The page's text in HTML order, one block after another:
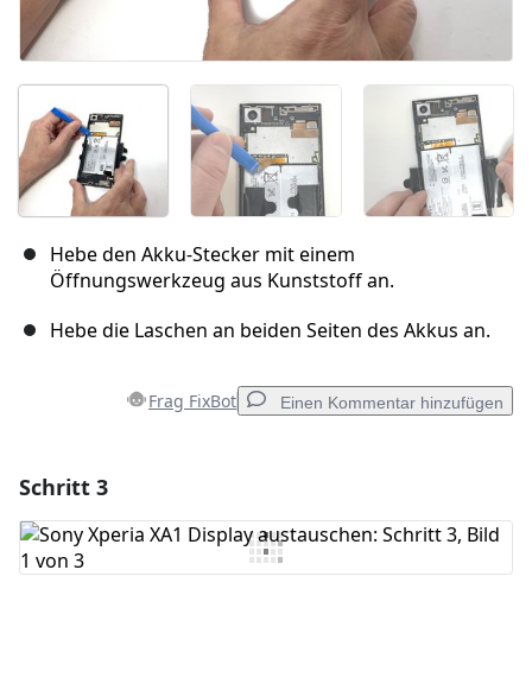
Hebe den Akku-Stecker mit einem
Öffnungswerkzeug aus Kunststoff an.
Hebe die Laschen an beiden Seiten des Akkus an.
Frag FixBot Einen Kommentar hinzufügen
Kommentar hinzufügen
Schritt 3